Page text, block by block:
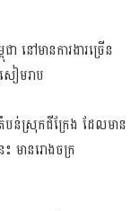
នៅមានការងារច្រើន
ៀមរាប
ន់ស្រុកជីក្រែង ដែលមាន
មានរោងចក្រ